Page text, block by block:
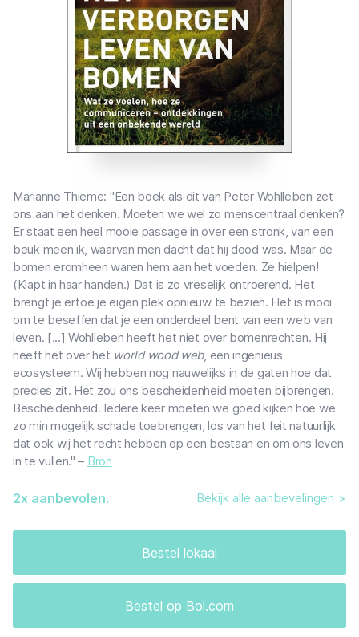
Marianne Thieme: "Een boek als dit van Peter Wohlleben zet
ons aan het denken. Moeten we wel zo menscentraal denken?
Er staat een heel mooie passage in over een stronk, van een
beuk meen ik, waarvan men dacht dat hij dood was. Maar de
bomen eromheen waren hem aan het voeden. Ze hielpen!
(Klapt in haar handen.) Dat is zo vreselijk ontroerend. Het
brengt je ertoe je eigen plek opnieuw te bezien. Het is mooi
om te beseffen dat je een onderdeel bent van een web van
leven. [...] Wohlleben heeft het niet over bomenrechten. Hij
heeft het over het world wood web, een ingenieus
ecosysteem. Wij hebben nog nauwelijks in de gaten hoe dat
precies zit. Het zou ons bescheidenheid moeten bijbrengen.
Bescheidenheid. Iedere keer moeten we goed kijken hoe we
zo min mogelijk schade toebrengen, los van het feit natuurlijk
dat ook wij het recht hebben op een bestaan en om ons leven
in te vullen." – Bron
Bestel lokaal
Bestel op Bol.com
2x aanbevolen. Bekijk alle aanbevelingen >